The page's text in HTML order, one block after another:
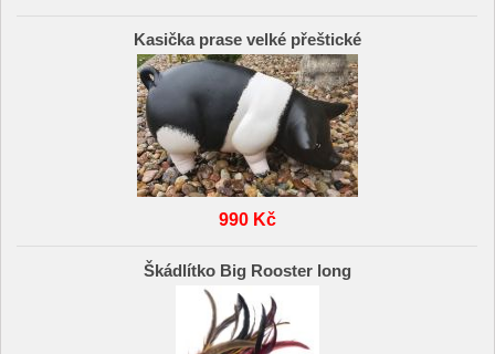
Kasička prase velké přeštické
990 Kč
Škádlítko Big Rooster long